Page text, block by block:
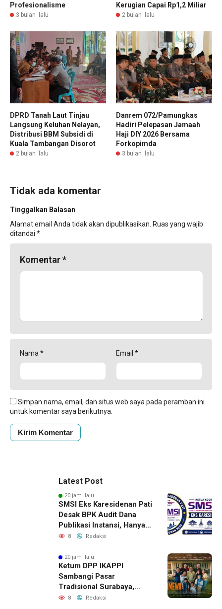
Profesionalisme
3 bulan lalu
Kerugian Capai Rp1,2 Miliar
2 bulan lalu
DPRD Tanah Laut Tinjau
Langsung Keluhan Nelayan,
Distribusi BBM Subsidi di
Kuala Tambangan Disorot
2 bulan lalu
Danrem 072/Pamungkas
Hadiri Pelepasan Jamaah
Haji DIY 2026 Bersama
Forkopimda
3 bulan lalu
Tidak ada komentar
Tinggalkan Balasan
Alamat email Anda tidak akan dipublikasikan. Ruas yang wajib
ditandai *
Komentar*
Nama* Email *
Simpan nama, email, dan situs web saya pada peramban ini
untuk komentar saya berikutnya.
Latest Post
20 jam lalu
SMSI Eks Karesidenan Pati
Desak BPK Audit Dana
Publikasi Instansi, Hanya
untuk Perusahaan Pers
8 Redaksi
20 jam lalu
Ketum DPP IKAPPI
Sambangi Pasar
Tradisional Surabaya,
Akhiri Agenda dengan
8 Redaksi